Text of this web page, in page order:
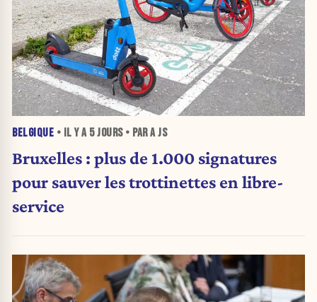
BELGIQUE • IL Y A 5 JOURS• PAR A JS
Bruxelles : plus de 1.000 signatures
pour sauver les trottinettes en libre-
service